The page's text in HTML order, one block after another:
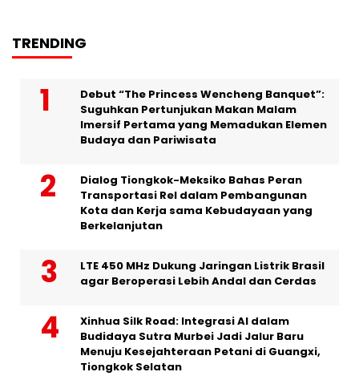
TRENDING
Debut “The Princess Wencheng Banquet”:
Suguhkan Pertunjukan Makan Malam
Imersif Pertama yang Memadukan Elemen
Budaya dan Pariwisata
Dialog Tiongkok-Meksiko Bahas Peran
Transportasi Rel dalam Pembangunan
Kota dan Kerja sama Kebudayaan yang
Berkelanjutan
LTE 450 MHz Dukung Jaringan Listrik Brasil
agar Beroperasi Lebih Andal dan Cerdas
Xinhua Silk Road: Integrasi AI dalam
Budidaya Sutra Murbei Jadi Jalur Baru
Menuju Kesejahteraan Petani di Guangxi,
Tiongkok Selatan